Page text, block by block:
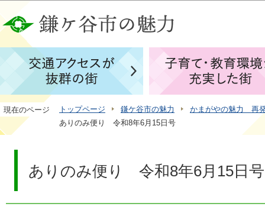
現在のページ トップページ 鎌ケ谷市の魅力
かまがやの魅力 再
ありのみ便り 令和8年6月15日号
ありのみ便り 令和8年6月15日号